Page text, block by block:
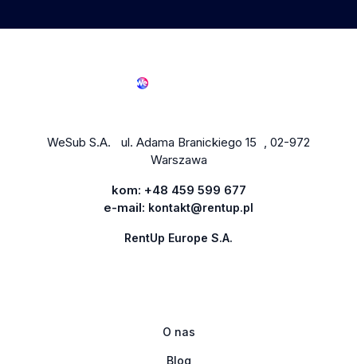
WeSub S.A. ul. Adama Branickiego 15 , 02-972
Warszawa
kom: +48 459 599 677
e-mail: kontakt@rentup.pl
RentUp Europe S.A.
O nas
Blog